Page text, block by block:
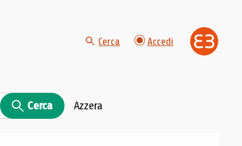
Cerca Accedi
Cerca Azzera